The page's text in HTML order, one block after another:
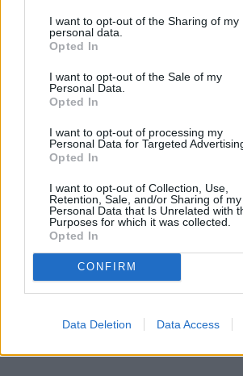
de su consentimiento, pero usted tiene el
rechazar tal procesamiento. Sus
cualquier momento entrando de nuevo en
visitando nuestra política de privacidad.
I want to opt-out of the Sharing of my
personal data.
Opted In
I want to opt-out of the Sale of my
Personal Data.
Opted In
I want to opt-out of processing my
Personal Data for Targeted
Opted In
I want to opt-out of Collection, Use,
Retention, Sale, and/or Sharing of my
Personal Data that Is Unrelated with
Purposes for which it was collected.
Opted In
CONFIRM
Data Deletion Data Access